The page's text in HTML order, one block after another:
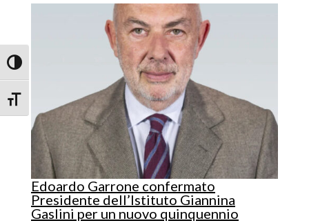
Attiva/disattiva alto contrasto
Attiva/disattiva dimensione testo
Edoardo Garrone confermato
Presidente dell’Istituto Giannina
Gaslini per un nuovo quinquennio